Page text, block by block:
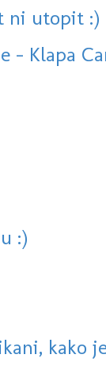
ni utopit :)
- Klapa
:)
kako